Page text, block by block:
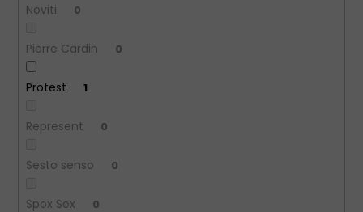
Noviti 0
Pierre Cardin 0
Protest 1
Represent 0
Sesto senso 0
Spox Sox 0